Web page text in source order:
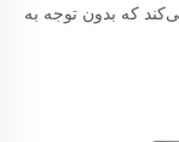
که بدون توجه به